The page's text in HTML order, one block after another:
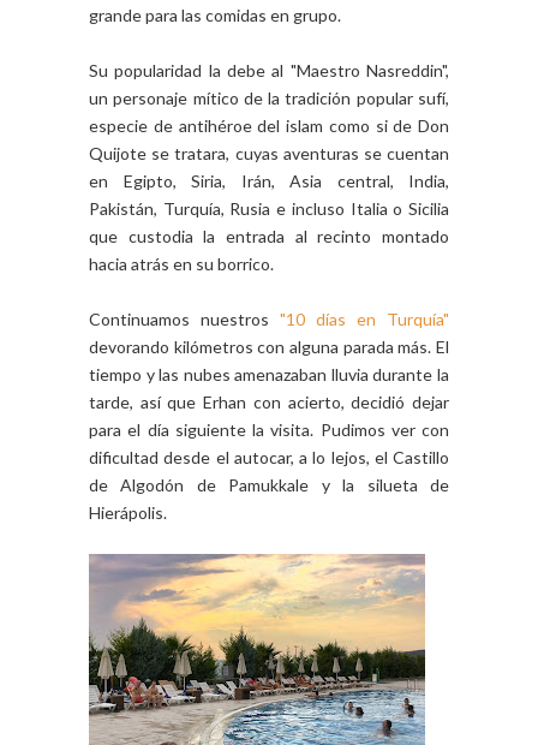
grande para las comidas en grupo.
Su popularidad la debe al "Maestro Nasreddin",
un personaje mítico de la tradición popular sufí,
especie de antihéroe del islam como si de Don
Quijote se tratara, cuyas aventuras se cuentan
en Egipto, Siria, Irán, Asia central, India,
Pakistán, Turquía, Rusia e incluso Italia o Sicilia
que custodia la entrada al recinto montado
hacia atrás en su borrico.
Continuamos nuestros "10 días en Turquía"
devorando kilómetros con alguna parada más. El
tiempo y las nubes amenazaban lluvia durante la
tarde, así que Erhan con acierto, decidió dejar
para el día siguiente la visita. Pudimos ver con
dificultad desde el autocar, a lo lejos, el Castillo
de Algodón de Pamukkale y la silueta de
Hierápolis.